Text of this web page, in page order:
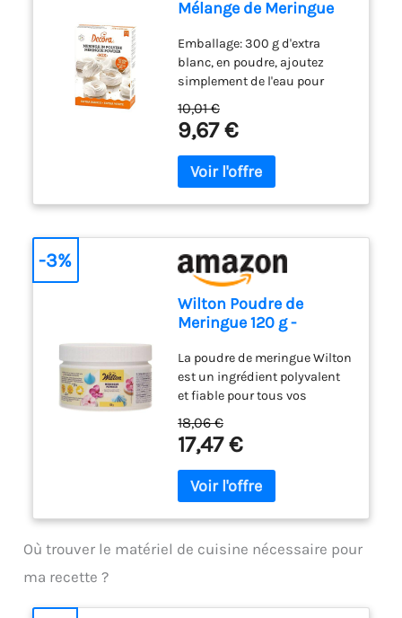
Mélange de Meringue
Emballage: 300 g d'extra
blanc, en poudre, ajoutez
simplement de l'eau pour
faire des meringues et des
pavlova. Il est également
parfait pour couvrir et décorer
des bonbons, il peut
également être utilisé pour
10,01 €
9,67 €
Wilton Poudre de
Meringue 120 g -
d’Œuf Idéal pour
Baisers Parfaits,
Biscuits Meringués
Légers et Glaçage Royal
Brillant - 120 g
La poudre de meringue Wilton
est un ingrédient polyvalent
et fiable pour tous vos
besoins en matière de
pâtisserie Cette poudre
pratique est un excellent
substitut au blanc d'œuf,
vous aidant à réaliser des
biscuits meringués moelleux
et des glaçages royaux
18,06 €
17,47 €
-3%
Où trouver le matériel de cuisine nécessaire pour
ma recette ?